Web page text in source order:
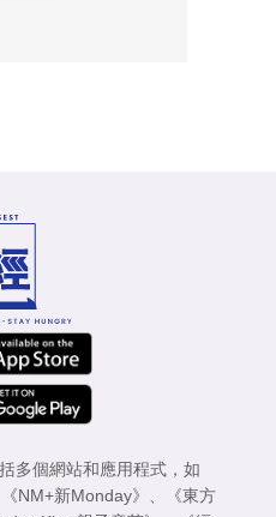
多個網站和應用程式，如
《NM+新Monday》 、
《東方